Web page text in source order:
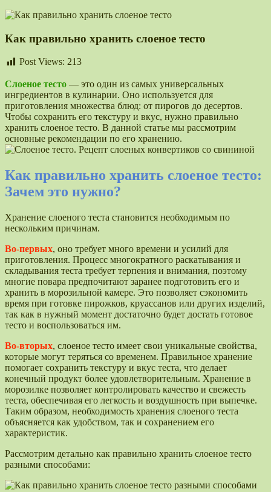
Как правильно хранить слоеное тесто
Post Views: 213
Слоеное тесто — это один из самых универсальных
ингредиентов в кулинарии. Оно используется для
приготовления множества блюд: от пирогов до десертов.
Чтобы сохранить его текстуру и вкус, нужно правильно
хранить слоеное тесто. В данной статье мы рассмотрим
основные рекомендации по его хранению.
Как правильно хранить слоеное тесто:
Зачем это нужно?
Хранение слоеного теста становится необходимым по
нескольким причинам.
Во-первых, оно требует много времени и усилий для
приготовления. Процесс многократного раскатывания и
складывания теста требует терпения и внимания, поэтому
многие повара предпочитают заранее подготовить его и
хранить в морозильной камере. Это позволяет сэкономить
время при готовке пирожков, круассанов или других изделий,
так как в нужный момент достаточно будет достать готовое
тесто и воспользоваться им.
Во-вторых, слоеное тесто имеет свои уникальные свойства,
которые могут теряться со временем. Правильное хранение
помогает сохранить текстуру и вкус теста, что делает
конечный продукт более удовлетворительным. Хранение в
морозилке позволяет контролировать качество и свежесть
теста, обеспечивая его легкость и воздушность при выпечке.
Таким образом, необходимость хранения слоеного теста
объясняется как удобством, так и сохранением его
характеристик.
Рассмотрим детально как правильно хранить слоеное тесто
разными способами: